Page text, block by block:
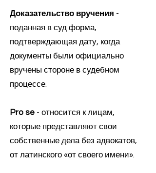
Доказательство вручения -
поданная в суд форма,
подтверждающая дату, когда
документы были официально
вручены стороне в судебном
процессе.
Pro se - относится к лицам,
которые представляют свои
собственные дела без адвокатов,
от латинского «от своего имени».